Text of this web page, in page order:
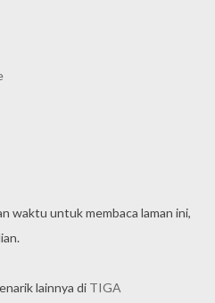
waktu untuk membaca laman ini,
lainnya di TIGA